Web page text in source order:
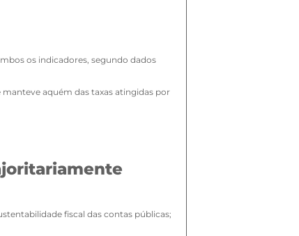
os indicadores, segundo dados
manteve aquém das taxas atingidas por
fiscal das contas públicas;